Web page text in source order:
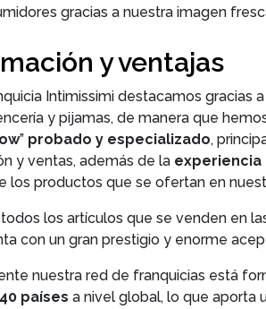
gracias a nuestra imagen
y ventajas
Intimissimi destacamos gracias
y pijamas, de manera que
” probado y especializado,
y ventas, además de la experiencia
los productos que se ofertan en
los artículos que se venden en
con un gran prestigio y enorme
nuestra red de franquicias está
países a nivel global, lo que aporta